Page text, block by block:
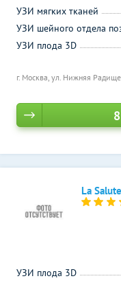
г. Москва, ул. Нижняя
УЗИ мягких тканей
УЗИ шейного отдела
УЗИ плода 3D
La
УЗИ плода 3D